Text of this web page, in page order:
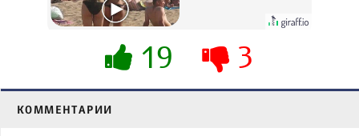
их не видят...
19 3
КОММЕНТАРИИ